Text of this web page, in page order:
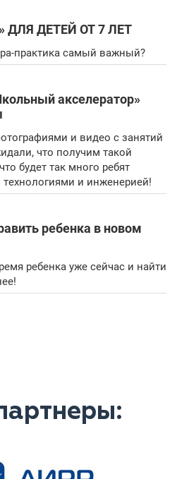
ДЕТЕЙ ОТ 7 ЛЕТ
практика самый важный?
акселератор»
и видео с занятий
что получим такой
будет так много ребят
и инженерией!
ребенка в новом
ребенка уже сейчас и найти